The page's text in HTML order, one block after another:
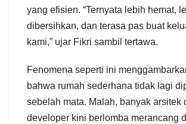
yang efisien. “Ternyata lebih hemat,
dibersihkan, dan terasa pas buat
kami,” ujar Fikri sambil tertawa.
Fenomena seperti ini
bahwa rumah sederhana tidak lagi
sebelah mata. Malah, banyak arsitek
developer kini berlomba merancang